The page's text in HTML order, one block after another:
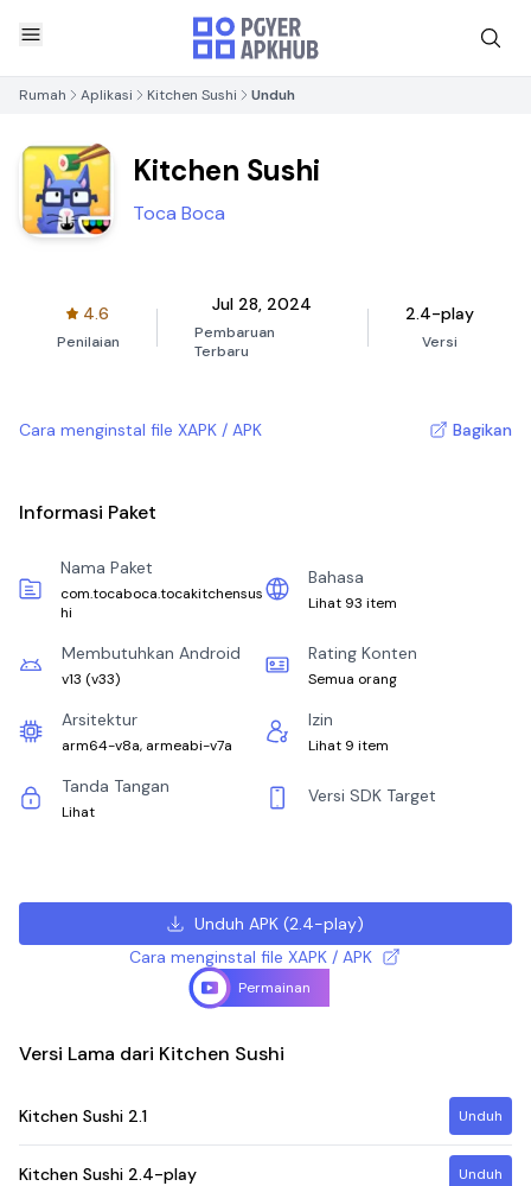
Rumah Aplikasi Kitchen Sushi Unduh
Kitchen Sushi
Toca Boca
4.6
Penilaian
Jul 28, 2024
Pembaruan
Terbaru
2.4-play
Versi
Cara menginstal file XAPK / APK Bagikan
Informasi Paket
Nama Paket
com.tocaboca.tocakitchensus
hi
Bahasa
Lihat 93 item
Membutuhkan Android
v13 (v33)
Rating Konten
Semua orang
Arsitektur
arm64-v8a, armeabi-v7a
Izin
Lihat 9 item
Tanda Tangan
Lihat
Versi SDK Target
Unduh APK (2.4-play)
Cara menginstal file XAPK / APK
Permainan
Versi Lama dari Kitchen Sushi
Kitchen Sushi 2.1 Unduh
Kitchen Sushi 2.4-play Unduh